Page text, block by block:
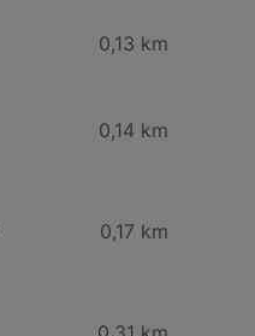
0,13 km
0,14 km
0,17 km